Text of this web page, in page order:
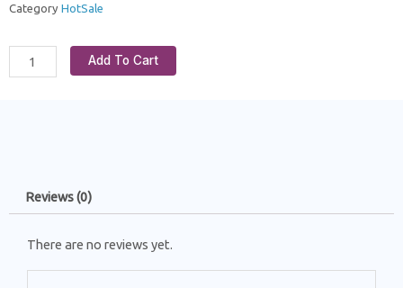
Category HotSale
Add To Cart
Reviews (0)
There are no reviews yet.